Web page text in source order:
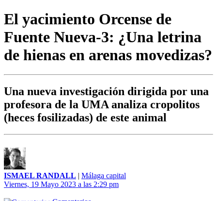
El yacimiento Orcense de
Fuente Nueva-3: ¿Una letrina
de hienas en arenas movedizas?
Una nueva investigación dirigida por una
profesora de la UMA analiza cropolitos
(heces fosilizadas) de este animal
ISMAEL RANDALL | Málaga capital
Viernes, 19 Mayo 2023 a las 2:29 pm